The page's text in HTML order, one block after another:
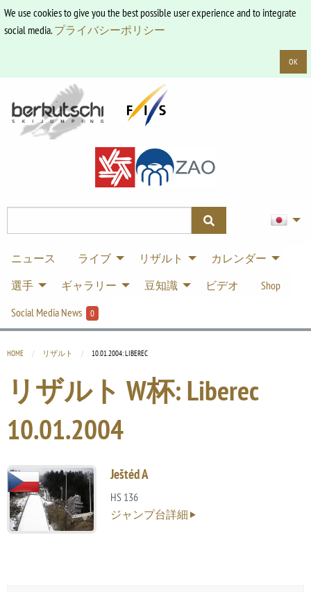
We use cookies to give you the best possible user experience and to integrate
social media.プライバシーポリシー
OK
ニュース ライブ リザルト
カレンダー
選手
ギャラリー 豆知識 ビデオ
Shop
Social Media News
0
HOME リザルト CURRENT:
10.01.2004: LIBEREC
リザルト W杯: Liberec
10.01.2004
Ještéd A
HS 136
ジャンプ台詳細